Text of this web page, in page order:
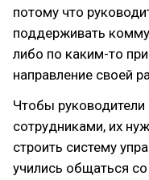
потому что
поддерживать
либо по каким-то
направление своей
Чтобы
сотрудниками, их
строить систему
учились общаться